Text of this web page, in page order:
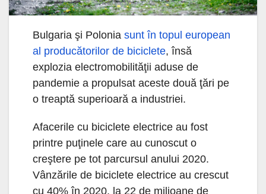
Bulgaria şi Polonia sunt în topul european
al produ­cătorilor de biciclete, însă
explozia electromobilităţii aduse de
pandemie a propulsat aceste două ţări pe
o treaptă superioară a industriei.
Afacerile cu biciclete electrice au fost
printre puţinele care au cunoscut o
creştere pe tot parcursul anului 2020.
Vânzările de biciclete electrice au crescut
cu 40% în 2020, la 22 de milioane de